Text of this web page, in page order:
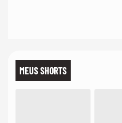
MEUS SHORTS